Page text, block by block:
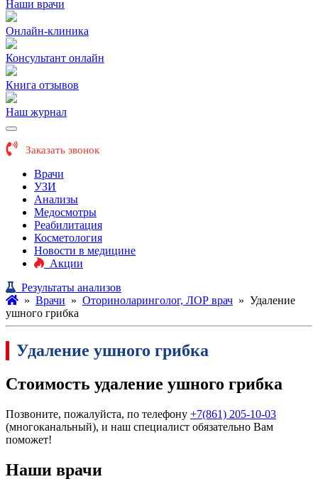
Наши врачи
Онлайн-клиника
Консультант онлайн
Книга отзывов
Наш журнал
Заказать звонок
Врачи
УЗИ
Анализы
Медосмотры
Реабилитация
Косметология
Новости в медицине
Акции
Результаты анализов
» Врачи » Оториноларинголог, ЛОР врач » Удаление
ушного грибка
Удаление ушного грибка
Стоимость удаление ушного грибка
Позвоните, пожалуйста, по телефону +7(861) 205-10-03
(многоканальный), и наш специалист обязательно Вам
поможет!
Наши врачи